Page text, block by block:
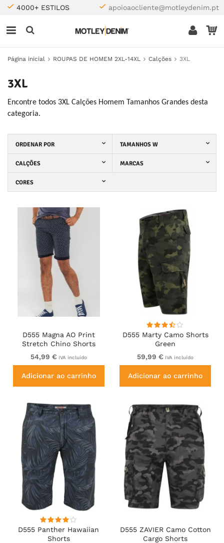
4000+ ESTILOS apoioaocliente@motleydenim.pt
Página inicial ROUPAS DE HOMEM 2XL-14XL Calções 3XL
3XL
Encontre todos 3XL Calções Homem Tamanhos Grandes desta
categoria.
ORDENAR POR TAMANHOS W
CALÇÕES MARCAS
CORES
D555 Magna AO Print
Stretch Chino Shorts
54,99 € IVA incluído
Adicionar ao carrinho
D555 Marty Camo Shorts
Green
59,99 € IVA incluído
Adicionar ao carrinho
D555 Panther Hawaiian
Shorts
D555 ZAVIER Camo Cotton
Cargo Shorts